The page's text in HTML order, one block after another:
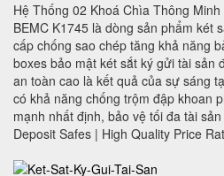
Hệ Thống 02 Khoá Chìa Thông
BEMC K1745 là dòng sản phẩm két
cấp chống sao chép tăng khả năng
boxes bảo mật két sắt ký gửi tài sản
an toàn cao là kết quả của sự sáng
có khả năng chống trộm đập khoan
mạnh nhất định, bảo vệ tối đa tài
Deposit Safes | High Quality Price